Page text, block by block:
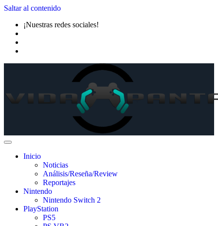
Saltar al contenido
¡Nuestras redes sociales!
Inicio
Noticias
Análisis/Reseña/Review
Reportajes
Nintendo
Nintendo Switch 2
PlayStation
PS5